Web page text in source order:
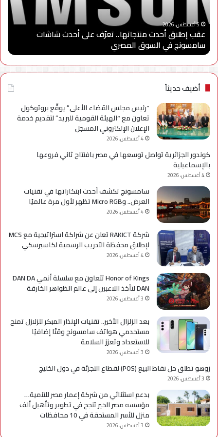
على
أحدث
شاشات
سامسونج
في
السوق
المصري
5 أغسطس، 2026
عقب إطلاق أحدث منتجاتها.. تعرّف على أحدث شاشات
سامسونج في السوق المصري
مع
أضيف حديثاً
“رئيس مجلس القضاء الأعلى” يوقّع بروتوكول
تعاون مع “الهيئة القومية للبريد” لتقديم خدمة
الإعلان الإلكتروني المسجل
4 أغسطس، 2026
كوندور الجزائرية تواصل توسعها في مصر بافتتاح ثاني فروعها
بالإسماعيلية
4 أغسطس، 2026
سامسونج تكشف أحدث ابتكاراتها في تقنيات
العرض.. وMicro RGB تظهر لأول مرة عالميًا
4 أغسطس، 2026
شركة RAKICT تعلن عن شراكة استراتيجية مع MCS
لإطلاق محفظة التدريب الرسمية لكاسبرسكي
4 أغسطس، 2026
Honor of Kings تتعاون مع سلسلة أنمي DAN DA
DAN لتأخذ اللاعبين إلى عالم الظواهر الخارقة
3 أغسطس، 2026
بعد الزلزال الأخير.. تقنيات الإنذار المبكر للزلازل تمنح
مستخدمي هواتف سامسونج وقتًا إضافيًا
للاستعداد وتعزز السلامة
3 أغسطس، 2026
زوهو تطلق حل نقاط البيع (POS) لقطاع التجزئة في دول الخليج
3 أغسطس، 2026
بدعم استثنائي من شركة إعمار مصر للتنمية…
مؤسسه مصر الخير تنجح في تطوير وتأهيل ألف
منزل للأسر المستحقة في 10 محافظات
3 أغسطس، 2026